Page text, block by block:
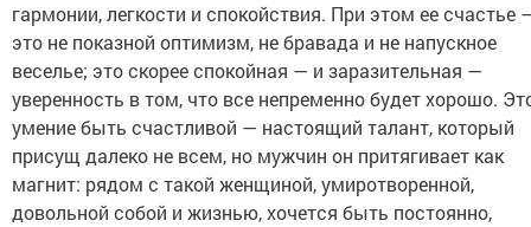
гармонии, легкости и спокойствия. При этом ее счастье
это не показной оптимизм, не бравада и не напускное
веселье; это скорее спокойная — и заразительная —
уверенность в том, что все непременно будет хорошо.
умение быть счастливой — настоящий талант, который
присущ далеко не всем, но мужчин он притягивает как
магнит: рядом с такой женщиной, умиротворенной,
довольной собой и жизнью, хочется быть постоянно,